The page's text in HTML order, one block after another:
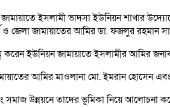
ইসলামী ভাদসা ইউনিয়ন শাখার
জেলা জামায়াতের আমির ডা. ফজলুর রহমান
ইউনিয়ন জামায়াতে ইসলামীর আমির
আমির মাওলানা মো. ইমরান হোসেন
সমাজ উন্নয়নে তাদের ভূমিকা নিয়ে